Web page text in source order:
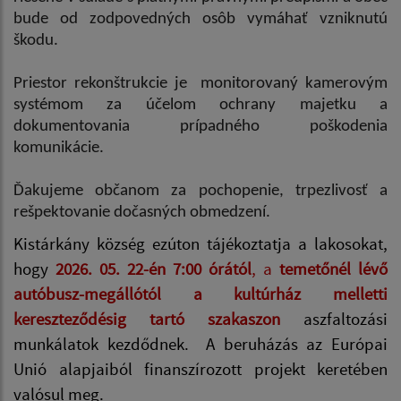
bude od zodpovedných osôb vymáhať vzniknutú
škodu.
Priestor rekonštrukcie je monitorovaný kamerovým
systémom za účelom ochrany majetku a
dokumentovania prípadného poškodenia
komunikácie.
Ďakujeme občanom za pochopenie, trpezlivosť a
rešpektovanie dočasných obmedzení.
Kistárkány község ezúton tájékoztatja a lakosokat,
hogy 2026. 05. 22-én 7:00 órától, a temetőnél lévő
autóbusz-megállótól a kultúrház melletti
kereszteződésig tartó szakaszon aszfaltozási
munkálatok kezdődnek. A beruházás az Európai
Unió alapjaiból finanszírozott projekt keretében
valósul meg.